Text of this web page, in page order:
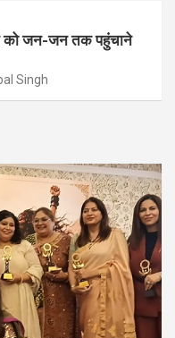
को जन-जन तक पहुंचाने
Singh